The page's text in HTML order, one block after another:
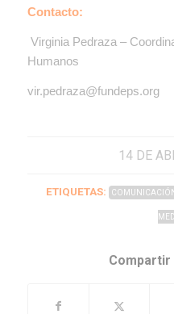
Contacto:
Virginia Pedraza –
Humanos
vir.pedraza@fundeps.org
14 DE
ETIQUETAS: